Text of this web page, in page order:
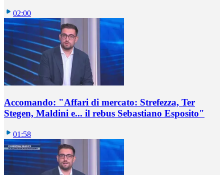
02:00
Accomando: "Affari di mercato: Strefezza, Ter
Stegen, Maldini e... il rebus Sebastiano Esposito"
01:58